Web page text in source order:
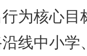
为核心目
线中小学